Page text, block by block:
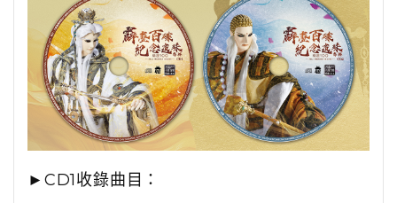
►CD1收錄曲目：